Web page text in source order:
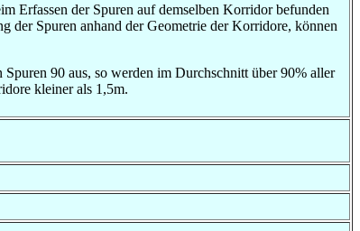
Erfassen der Spuren auf demselben Korridor befunden
Spuren anhand der Geometrie der Korridore, können
90 aus, so werden im Durchschnitt über 90% aller
kleiner als 1,5m.